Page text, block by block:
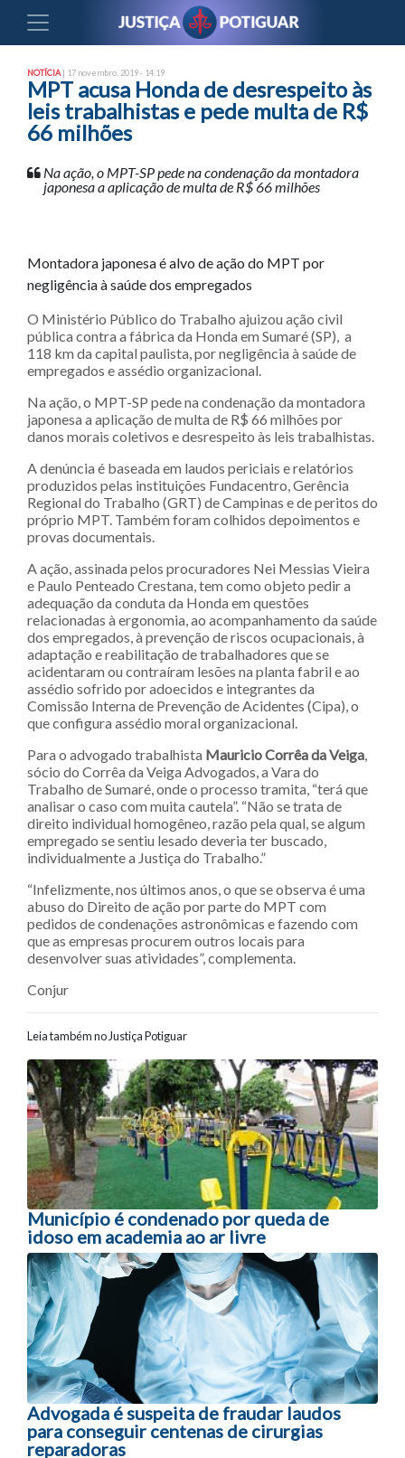
NOTÍCIA | 17 novembro, 2019 - 14:19
MPT acusa Honda de desrespeito às
leis trabalhistas e pede multa de R$
66 milhões
Na ação, o MPT-SP pede na condenação da montadora
japonesa a aplicação de multa de R$ 66 milhões
Montadora japonesa é alvo de ação do MPT por
negligência à saúde dos empregados
O Ministério Público do Trabalho ajuizou ação civil
pública contra a fábrica da Honda em Sumaré (SP), a
118 km da capital paulista, por negligência à saúde de
empregados e assédio organizacional.
Na ação, o MPT-SP pede na condenação da montadora
japonesa a aplicação de multa de R$ 66 milhões por
danos morais coletivos e desrespeito às leis trabalhistas.
A denúncia é baseada em laudos periciais e relatórios
produzidos pelas instituições Fundacentro, Gerência
Regional do Trabalho (GRT) de Campinas e de peritos do
próprio MPT. Também foram colhidos depoimentos e
provas documentais.
A ação, assinada pelos procuradores Nei Messias Vieira
e Paulo Penteado Crestana, tem como objeto pedir a
adequação da conduta da Honda em questões
relacionadas à ergonomia, ao acompanhamento da saúde
dos empregados, à prevenção de riscos ocupacionais, à
adaptação e reabilitação de trabalhadores que se
acidentaram ou contraíram lesões na planta fabril e ao
assédio sofrido por adoecidos e integrantes da
Comissão Interna de Prevenção de Acidentes (Cipa), o
que configura assédio moral organizacional.
Para o advogado trabalhista Mauricio Corrêa da Veiga,
sócio do Corrêa da Veiga Advogados, a Vara do
Trabalho de Sumaré, onde o processo tramita, “terá que
analisar o caso com muita cautela”. “Não se trata de
direito individual homogêneo, razão pela qual, se algum
empregado se sentiu lesado deveria ter buscado,
individualmente a Justiça do Trabalho.”
“Infelizmente, nos últimos anos, o que se observa é uma
abuso do Direito de ação por parte do MPT com
pedidos de condenações astronômicas e fazendo com
que as empresas procurem outros locais para
desenvolver suas atividades”, complementa.
Conjur
Leia também no Justiça Potiguar
Navegação entre posts
Município é condenado por queda de
idoso em academia ao ar livre
Advogada é suspeita de fraudar laudos
para conseguir centenas de cirurgias
reparadoras